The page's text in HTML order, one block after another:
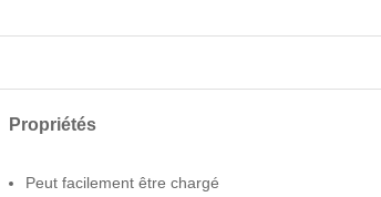
Propriétés
Peut facilement être chargé